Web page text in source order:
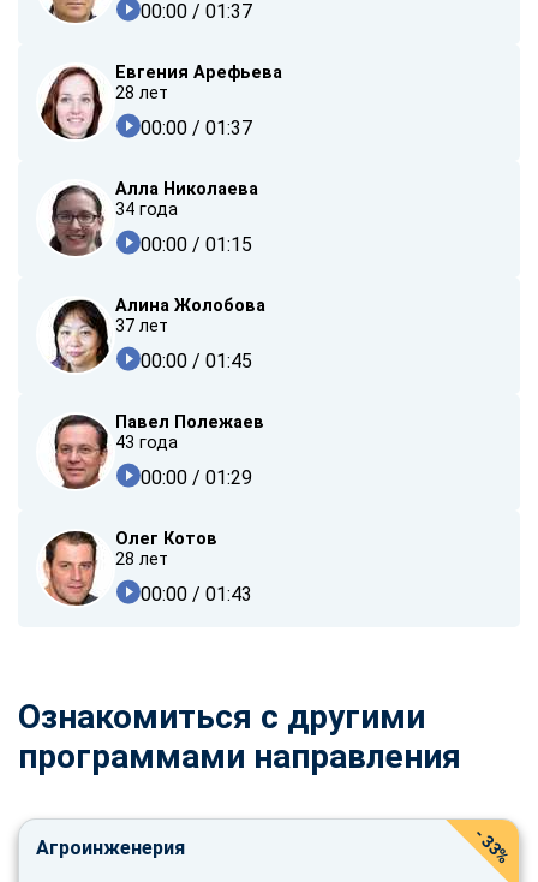
00:00 / 01:37
Евгения Арефьева
28 лет
00:00 / 01:37
Алла Николаева
34 года
00:00 / 01:15
Алина Жолобова
37 лет
00:00 / 01:45
Павел Полежаев
43 года
00:00 / 01:29
Олег Котов
28 лет
00:00 / 01:43
Ознакомиться с другими
программами направления
Агроинженерия - 33%